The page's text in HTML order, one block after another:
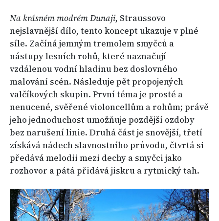
Na krásném modrém Dunaji, Straussovo
nejslavnější dílo, tento koncept ukazuje v plné
síle. Začíná jemným tremolem smyčců a
nástupy lesních rohů, které naznačují
vzdálenou vodní hladinu bez doslovného
malování scén. Následuje pět propojených
valčíkových skupin. První téma je prosté a
nenucené, svěřené violoncellům a rohům; právě
jeho jednoduchost umožňuje pozdější ozdoby
bez narušení linie. Druhá část je snovější, třetí
získává nádech slavnostního průvodu, čtvrtá si
předává melodii mezi dechy a smyčci jako
rozhovor a pátá přidává jiskru a rytmický tah.